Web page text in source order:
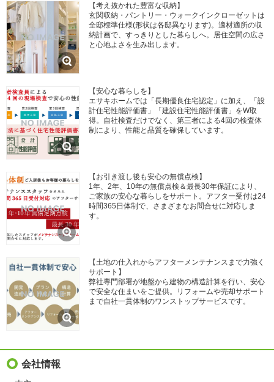
【考え抜かれた豊富な収納】
玄関収納・パントリー・ウォークインクローゼットは
全邸標準仕様(形状は各邸異なります)。適材適所の収
納計画で、すっきりとした暮らしへ。居住空間の広さ
と心地よさを生み出します。
【安心な暮らしを】
エサキホームでは「長期優良住宅認定」に加え、「設
計住宅性能評価書」「建設住宅性能評価書」をW取
得。自社検査だけでなく、第三者による4回の検査体
制により、性能と品質を確保しています。
【お引き渡し後も安心の無償点検】
1年、2年、10年の無償点検＆最長30年保証により、
ご家族の安心な暮らしをサポート。アフター受付は24
時間365日体制で、さまざまなお問合せに対応しま
す。
【土地の仕入れからアフターメンテナンスまで力強く
サポート】
弊社専門部署が地盤から建物の構造計算を行い、安心
で安全な住まいをご提供。リフォームや売却サポート
まで自社一貫体制のワンストップサービスです。
会社情報